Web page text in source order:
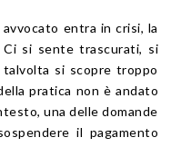
entra in crisi, la
Ci si sente trascurati, si
talvolta si scopre troppo
pratica non è andato
una delle domande
il pagamento